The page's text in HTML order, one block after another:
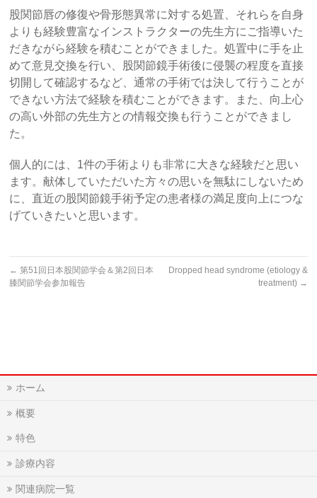
股関節唇の修復や骨形態異常に対する処置、それらを自身
よりも経験豊富なインストラクターの先生方にご指導いた
だきながら経験を積むことができました。処置中に手を止
めて意見交換を行い、股関節鏡手術後に侵襲の程度を直接
切開して確認するなど、通常の手術では決して行うことが
できない方法で経験を積むことができます。また、向上心
の高い外部の先生方との情報交換も行うことができまし
た。
個人的には、1件の手術よりも非常に大きな経験だと思い
ます。献体していただいた方々の思いを無駄にしないため
に、直近の股関節鏡手術予定の患者様の満足度向上につな
げていきたいと思います。
← 第51回日本股関節学会＆第2回日本
膝関節学会参加報告
Dropped head syndrome (etiology &
treatment) →
ホーム
概要
特色
診療内容
関連病院一覧